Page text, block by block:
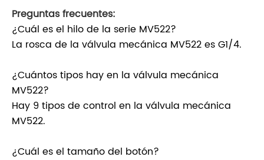
Preguntas frecuentes:
¿Cuál es el hilo de la serie MV522?
La rosca de la válvula mecánica MV522 es G1/4.
¿Cuántos tipos hay en la válvula mecánica
MV522?
Hay 9 tipos de control en la válvula mecánica
MV522.
¿Cuál es el tamaño del botón?